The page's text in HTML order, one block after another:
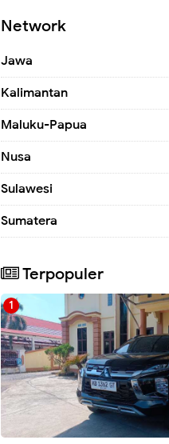
Network
Jawa
Kalimantan
Maluku-Papua
Nusa
Sulawesi
Sumatera
Terpopuler